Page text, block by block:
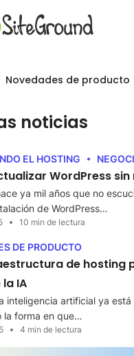
móvil
Novedades de producto
noticias
EL HOSTING
WordPress
ya mil años que no
de WordPress…
10 min de lectura
DE PRODUCTO
de hosting
IA
inteligencia artificial ya
la forma en que…
4 min de lectura